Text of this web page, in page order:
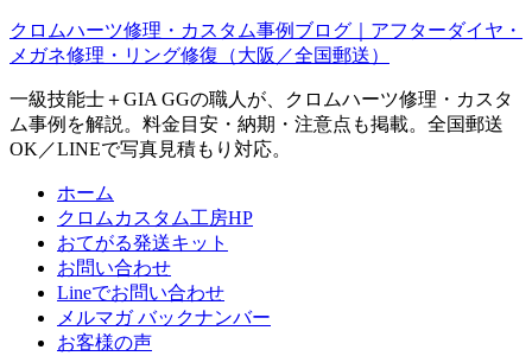
クロムハーツ修理・カスタム事例ブログ｜アフターダイヤ・
メガネ修理・リング修復（大阪／全国郵送）
一級技能士＋GIA GGの職人が、クロムハーツ修理・カスタ
ム事例を解説。料金目安・納期・注意点も掲載。全国郵送
OK／LINEで写真見積もり対応。
ホーム
クロムカスタム工房HP
おてがる発送キット
お問い合わせ
Lineでお問い合わせ
メルマガ バックナンバー
お客様の声